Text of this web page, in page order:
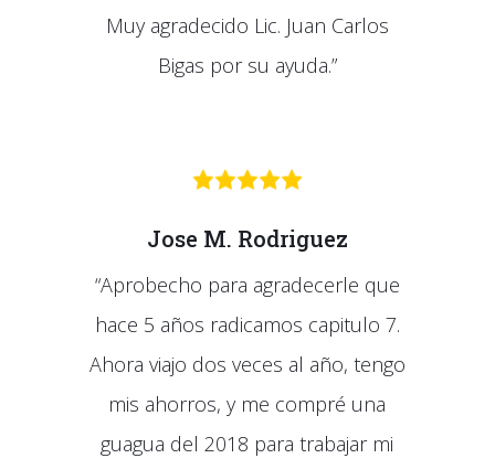
Muy agradecido Lic. Juan Carlos
Bigas por su ayuda.”
Jose M. Rodriguez
“Aprobecho para agradecerle que
hace 5 años radicamos capitulo 7.
Ahora viajo dos veces al año, tengo
mis ahorros, y me compré una
guagua del 2018 para trabajar mi